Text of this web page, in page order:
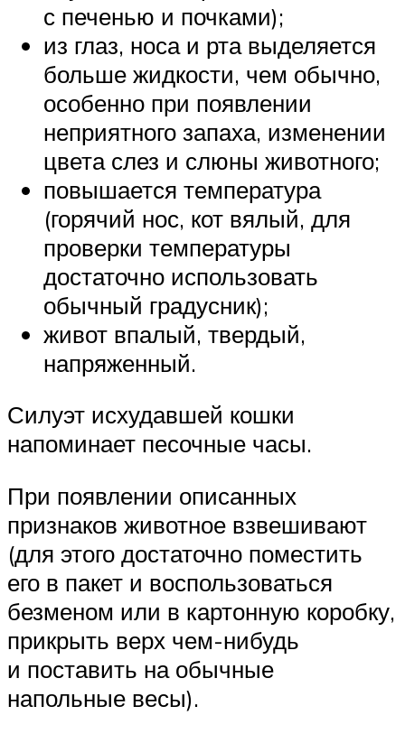
с печенью и почками);
из глаз, носа и рта выделяется
больше жидкости, чем обычно,
особенно при появлении
неприятного запаха, изменении
цвета слез и слюны животного;
повышается температура
(горячий нос, кот вялый, для
проверки температуры
достаточно использовать
обычный градусник);
живот впалый, твердый,
напряженный.
Силуэт исхудавшей кошки
напоминает песочные часы.
При появлении описанных
признаков животное взвешивают
(для этого достаточно поместить
его в пакет и воспользоваться
безменом или в картонную коробку,
прикрыть верх чем-нибудь
и поставить на обычные
напольные весы).